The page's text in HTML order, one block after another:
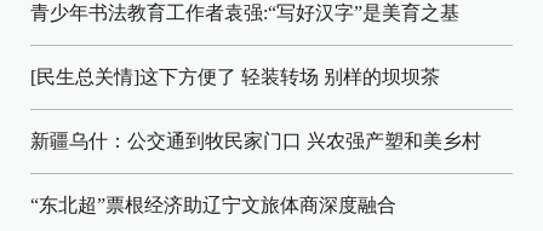
青少年书法教育工作者袁强:“写好汉字”是美育之基
[民生总关情]这下方便了 轻装转场 别样的坝坝茶
新疆乌什：公交通到牧民家门口 兴农强产塑和美乡村
“东北超”票根经济助辽宁文旅体商深度融合